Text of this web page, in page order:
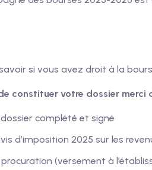
si vous avez droit à la
constituer votre dossier merci
dossier complété et signé
d’imposition 2025 sur les
procuration (versement à